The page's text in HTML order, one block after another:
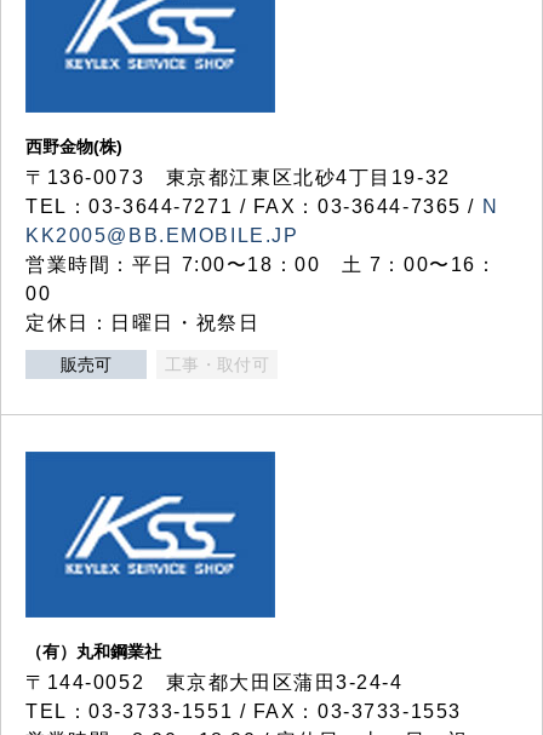
西野金物(株)
〒136-0073 東京都江東区北砂4丁目19-32
TEL：03‐3644‐7271 / FAX：03-3644-7365 / N
KK2005@BB.EMOBILE.JP
営業時間：平日 7:00〜18：00 土 7：00〜16：
00
定休日：日曜日・祝祭日
販売可 工事・取付可
（有）丸和鋼業社
〒144-0052 東京都大田区蒲田3-24-4
TEL：03-3733-1551 / FAX：03-3733-1553